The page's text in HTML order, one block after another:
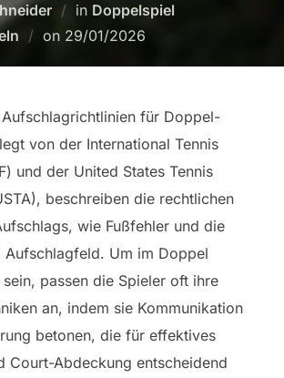
in Doppelspiel
on Posted
29/01/2026
für Doppel-
von der International Tennis
und der United States Tennis
beschreiben die rechtlichen
wie Fußfehler und die
Aufschlagfeld. Um im Doppel
passen die Spieler oft ihre
an, indem sie Kommunikation
betonen, die für effektives
Court-Abdeckung entscheidend